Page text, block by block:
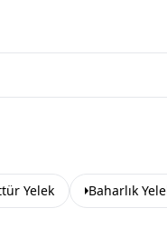
Yelek Baharlık